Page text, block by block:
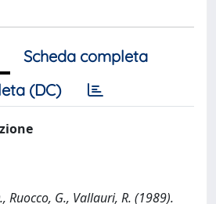
Scheda completa
(DC)
Ruocco, G., Vallauri, R. (1989).